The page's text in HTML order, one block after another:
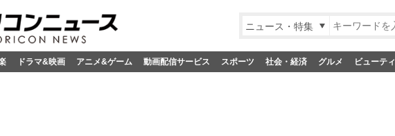
ニュース・特集
ドラマ&映画 アニメ&ゲーム 動画配信サービス スポーツ 社会・経済 グルメ ビューティ